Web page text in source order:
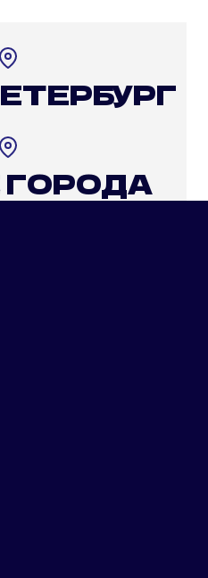
ГОРОДА